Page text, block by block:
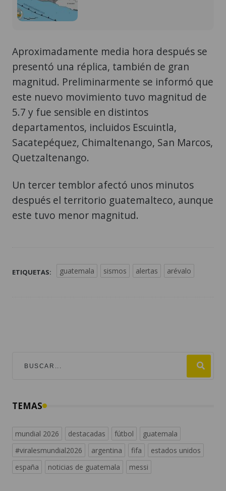
Aproximadamente media hora después se
presentó una réplica, también de gran
magnitud. Preliminarmente se informó que
este nuevo movimiento tuvo magnitud de
5.7 y fue sensible en distintos
departamentos, incluidos Escuintla,
Sacatepéquez, Chimaltenango, San Marcos,
Quetzaltenango.
Un tercer temblor afectó unos minutos
después el territorio guatemalteco, aunque
este tuvo menor magnitud.
ETIQUETAS: guatemala sismos alertas arévalo
TEMAS
mundial 2026 destacadas fútbol
guatemala
#viralesmundial2026
argentina fifa
estados unidos
españa
noticias de guatemala messi